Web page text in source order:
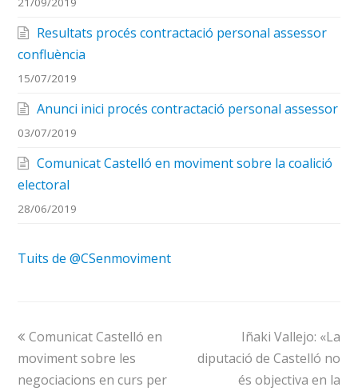
Resultats procés contractació personal assessor
confluència
15/07/2019
Anunci inici procés contractació personal assessor
03/07/2019
Comunicat Castelló en moviment sobre la coalició
electoral
28/06/2019
Tuits de @CSenmoviment
Comunicat Castelló en
moviment sobre les
negociacions en curs per
Iñaki Vallejo: «La
diputació de Castelló no
és objectiva en la